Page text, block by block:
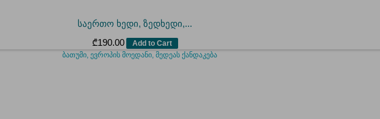
საერთო ხედი, ზედხედი,...
₾190.00 Add to Cart